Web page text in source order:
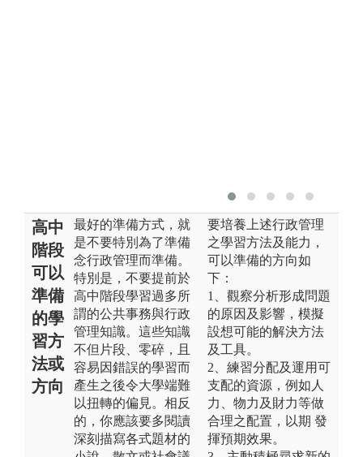
高中
階段
可以
準備
的學
習方
法或
方向
最好的準備方式，就
是不要特別為了準備
念行政管理而準備。
特別是，不要提前於
高中階段學習過多所
謂的公共事務與行政
管理知識。這些知識
不但片段、零碎，且
容易因錯誤的學習而
產生之後令大學端難
以扭轉的偏見。相反
的，你應該要多閱讀
深刻描寫各式題材的
要培養上述行政管理
之學習方法及能力，
可以準備的方向如
下：
1、觀察分析形成問題
的原因及影響，模擬
設想可能的解決方法
及工具。
2、練習分配及運用可
支配的資源，例如人
力、物力及財力等做
合理之配置，以期 發
揮預期效果。